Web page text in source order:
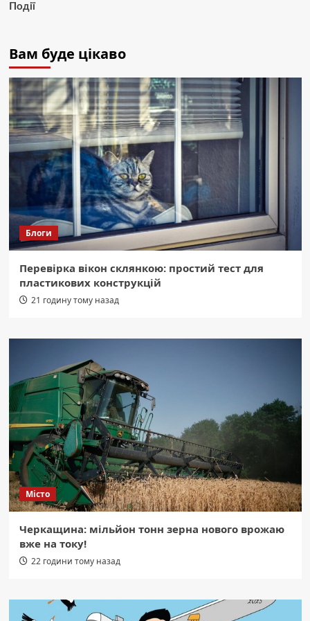
Події
Вам буде цікаво
Блоги
Перевірка вікон склянкою: простий тест для
пластикових конструкцій
21 годину тому назад
Місто
Черкащина: мільйон тонн зерна нового врожаю
вже на току!
22 години тому назад